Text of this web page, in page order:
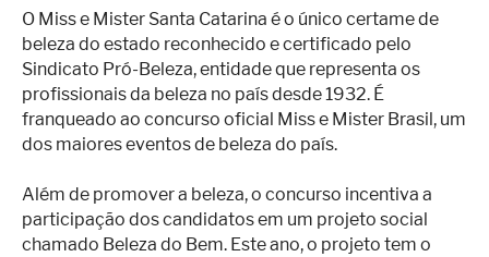
Saúde
Ensaios
Concursos
Moda
Praia
Contato
O Miss e Mister Santa Catarina é o único certame de
beleza do estado reconhecido e certificado pelo
Sindicato Pró-Beleza, entidade que representa os
profissionais da beleza no país desde 1932. É
franqueado ao concurso oficial Miss e Mister Brasil, um
dos maiores eventos de beleza do país.
Além de promover a beleza, o concurso incentiva a
participação dos candidatos em um projeto social
chamado Beleza do Bem. Este ano, o projeto tem o